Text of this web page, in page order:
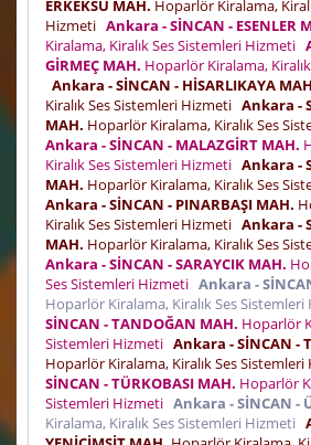
ERKEKSU MAH. Hoparlör Kiralama,
Hizmeti Ankara - SİNCAN - ESENLER
Kiralama, Kiralık Ses Sistemleri Hizmeti
GİRMEÇ MAH. Hoparlör Kiralama,
Ankara - SİNCAN - HİSARLIKAYA
Kiralık Ses Sistemleri Hizmeti Ankara -
MAH. Hoparlör Kiralama, Kiralık Ses
Ankara - SİNCAN - MALAZGİRT MAH.
Kiralık Ses Sistemleri Hizmeti Ankara -
MAH. Hoparlör Kiralama, Kiralık Ses
Ankara - SİNCAN - PINARBAŞI MAH.
Kiralık Ses Sistemleri Hizmeti Ankara -
MAH. Hoparlör Kiralama, Kiralık Ses
Ankara - SİNCAN - SARAYCIK MAH.
Ses Sistemleri Hizmeti Ankara -
Hoparlör Kiralama, Kiralık Ses Sistemleri
SİNCAN - TANDOĞAN MAH. Hoparlör
Sistemleri Hizmeti Ankara - SİNCAN -
Hoparlör Kiralama, Kiralık Ses
SİNCAN - TÜRKOBASI MAH. Hoparlör
Sistemleri Hizmeti Ankara - SİNCAN -
Kiralama, Kiralık Ses Sistemleri Hizmeti